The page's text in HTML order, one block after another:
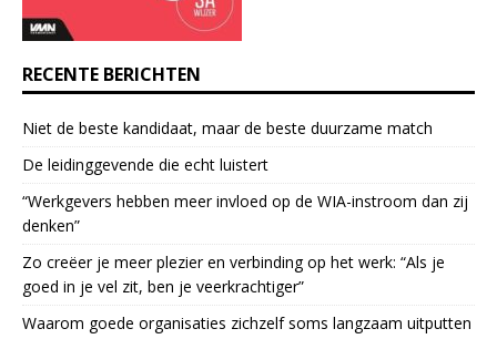
.
l
e
a
s
e
l
a
v
RECENTE BERICHTEN
Niet de beste kandidaat, maar de beste duurzame match
De leidinggevende die echt luistert
“Werkgevers hebben meer invloed op de WIA-instroom dan zij
denken”
Zo creëer je meer plezier en verbinding op het werk: “Als je
goed in je vel zit, ben je veerkrach­tiger”
Waarom goede organisaties zichzelf soms langzaam uitputten